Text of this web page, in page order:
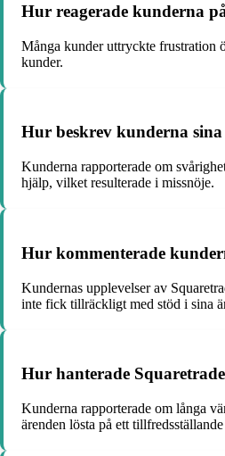
Hur reagerade kunderna
Många kunder uttryckte frustration
kunder.
Hur beskrev kunderna
Kunderna rapporterade om
hjälp, vilket resulterade i missnöje.
Hur kommenterade
Kundernas upplevelser av
inte fick tillräckligt med stöd i sina
Hur hanterade
Kunderna rapporterade om långa
ärenden lösta på ett tillfredsställande